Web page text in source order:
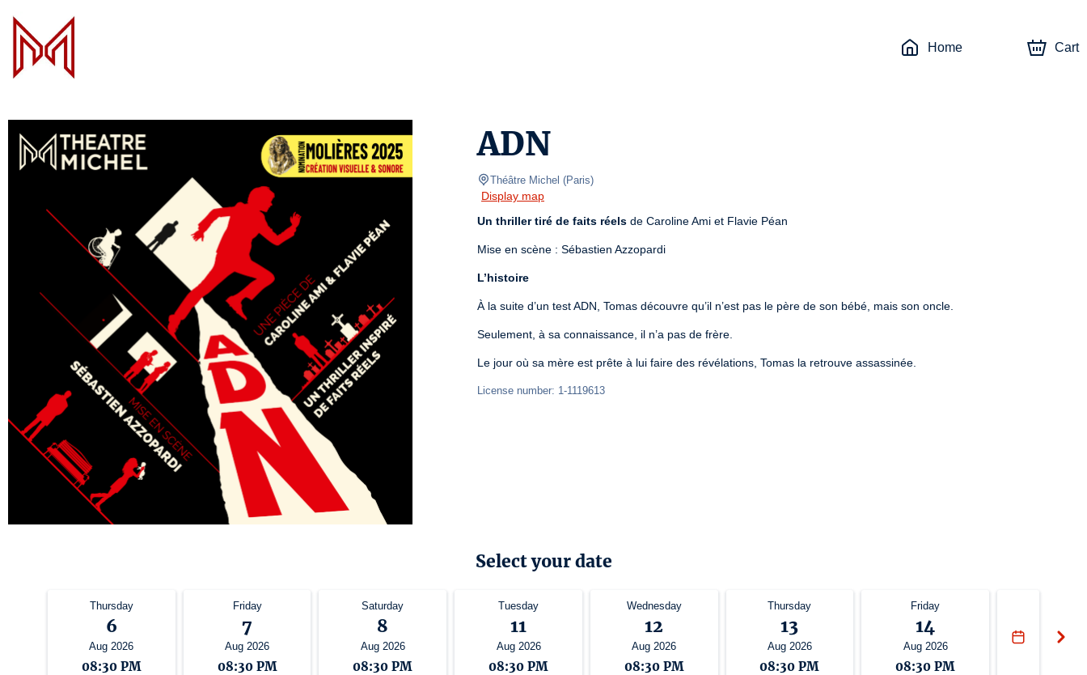
Home Cart
ADN
Théâtre Michel (Paris)
Display map
Un thriller tiré de faits réels de Caroline Ami et Flavie Péan
Mise en scène : Sébastien Azzopardi
L’histoire
À la suite d’un test ADN, Tomas découvre qu’il n’est pas le père de son bébé, mais son oncle.
Seulement, à sa connaissance, il n’a pas de frère.
Le jour où sa mère est prête à lui faire des révélations, Tomas la retrouve assassinée.
License number: 1-1119613
Select your date
Thursday
6
Aug 2026
08:30 PM
Friday
7
Aug 2026
08:30 PM
Saturday
8
Aug 2026
08:30 PM
Tuesday
11
Aug 2026
08:30 PM
Wednesday
12
Aug 2026
08:30 PM
Thursday
13
Aug 2026
08:30 PM
Friday
14
Aug 2026
08:30 PM